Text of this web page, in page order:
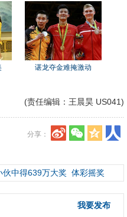
谌龙夺金难掩激动
(责任编辑：王晨昊 US041)
分享：
伙中得639万大奖 体彩摇奖
我要发布